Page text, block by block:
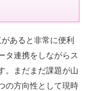
あると非常に便利
タ連携をしながらス
。まだまだ課題が山
の方向性として現時